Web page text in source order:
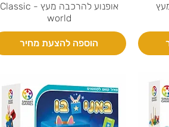
אופנוע להרכבה מעץ - Classic
world
הוספה להצעת מחיר